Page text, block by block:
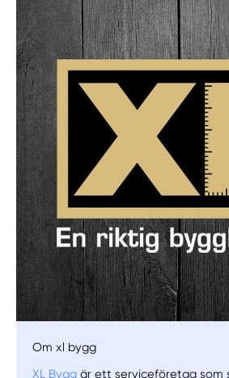
Manuellt Få hjälp
Välj tillvägagångssätt
Om xl bygg
XL Bygg är ett serviceföretag som